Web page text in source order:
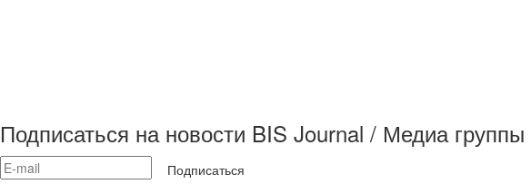
Подписаться на новости BIS Journal / Медиа группы
Подписаться